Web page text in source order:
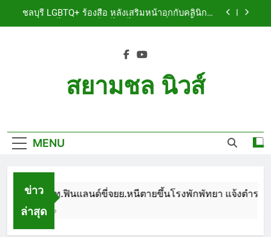
ชลบุรี LGBTQ+ ร้องสื่อ หลังเสริมหน้าอกกับคลินิกชื่อ
ก่อนพบเป็นศพเปลือยยัดกระเป๋า ทิ้งริมทางรถไฟ รวบ
คาสนามบินขณะเตรียมบินกลับประเทศ
ล้าน ปรับ ห้องประชุม–ห้องผู้บริหาร
ชลบุรี นทท.ฟินแลนด์ขี่จยย.หนีตายขึ้นโรงพักพัทยา
รับผิดชอบ พร้อมเตือนอย่าหลงเชื่อรีวิวราคาถูก
ชลบุรี หนุ่มใหญ่ออสซี่พาสาวไทยวัย 17 เข้าคอนโด
ชลบุรี ฉลุยก่อนหมดวาระ! สภาเมืองพัทยา ผ่านงบ 5.7
สยามชล นิวส์
MENU
ข่าว
ล่าสุด
ชลบุรี นทท.ฟินแลนด์ขี่จยย.หนีตายขึ้นโรงพักพัทยา แจ้งตำรวจช่
1 Month Ago